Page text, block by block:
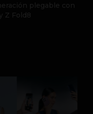
plegable con
Z Fold8